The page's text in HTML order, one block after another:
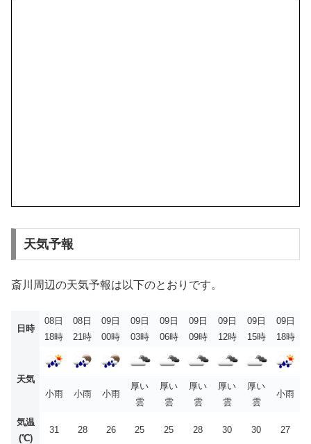
天気予報
斎川周辺の天気予報は以下のとおりです。
日時
08日
18時
08日
21時
09日
00時
09日
03時
09日
06時
09日
09時
09日
12時
09日
15時
09日
18時
天気
小雨
小雨 小雨
厚い
雲
厚い
雲
厚い
雲
厚い
雲
厚い
雲
小雨
気温
(℃)
31 28 26 25 25 28 30 30 27